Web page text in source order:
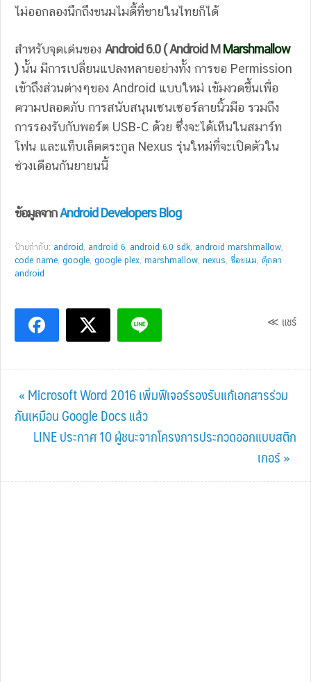
ไม่ออกลองนึกถึงขนมไมดี้ที่ขายในไทยก็ได้
สำหรับจุดเด่นของ Android 6.0 ( Android M Marshmallow
)นั้น มีการเปลี่ยนแปลงหลายอย่างทั้ง การขอ Permission
เข้าถึงส่วนต่างๆของ Android แบบใหม่ เข้มงวดขึ้นเพื่อ
ความปลอดภับ การสนับสนุนเซนเซอร์ลายนิ้วมือ รวมถึง
การรองรับกับพอร์ต USB-C ด้วย ซึ่งจะได้เห็นในสมาร์ท
โฟน และแท็บเล็ตตระกูล Nexus รุ่นใหม่ที่จะเปิดตัวใน
ช่วงเดือนกันยายนนี้
ข้อมูลจากAndroid Developers Blog
ป้ายกำกับ: android , android 6, android 6.0 sdk, android marshmallow,
code name, google, google plex, marshmallow, nexus, ชื่อขนม, ตุ๊กตา
android
≪ แชร์
Previous
Post:
« Microsoft Word 2016 เพิ่มฟีเจอร์รองรับแก้เอกสารร่วม
กันเหมือน Google Docs แล้ว
Next
LINE ประกาศ 10 ผู้ชนะจากโครงการประกวดออกแบบสติก
เกอร์ »